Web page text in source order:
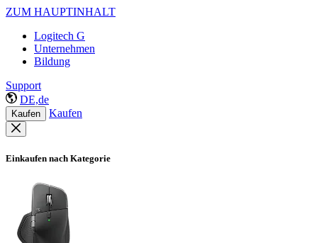
ZUM HAUPTINHALT
Logitech G
Unternehmen
Bildung
Support
DE,de
Kaufen Kaufen
Einkaufen nach Kategorie